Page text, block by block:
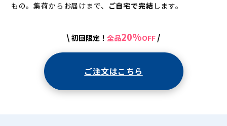
もの。集荷からお届けまで、 ご自宅で完結 します。
\ 初回限定！ 全品20%OFF /
ご注文はこちら